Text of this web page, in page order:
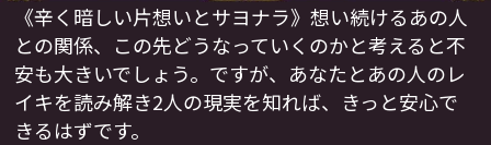
《辛く暗しい片想いとサヨナラ》想い続けるあの人
との関係、この先どうなっていくのかと考えると不
安も大きいでしょう。ですが、あなたとあの人のレ
イキを読み解き2人の現実を知れば、きっと安心で
きるはずです。